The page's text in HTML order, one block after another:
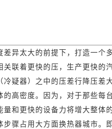
异太大的前提下，打造一个
联着更快的压，生产更快的
疑器）之中的压差行降压差
高密度。因为，对于那些每
和更快的设备力将增大整体
骤占用大方面换热器城市。